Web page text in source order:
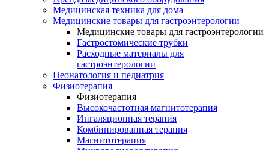
Медицинская техника для дома
Медицинские товары для гастроэнтерологии
Медицинские товары для гастроэнтерологии
Гастростомические трубки
Расходные материалы для
гастроэнтерологии
Неонатология и педиатрия
Физиотерапия
Физиотерапия
Высокочастотная магнитотерапия
Ингаляционная терапия
Комбинированная терапия
Магнитотерапия